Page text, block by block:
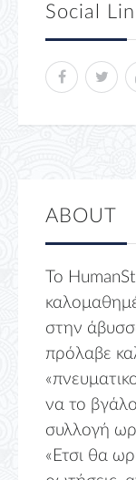
Social
ABOUT
Το
στην
πρόλαβε
να το
συλλογή
«Ετσι θα